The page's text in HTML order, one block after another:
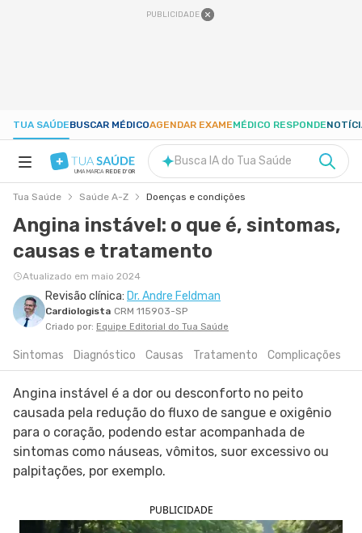
PUBLICIDADE
TUA SAÚDEBUSCAR MÉDICOAGENDAR EXAMEMÉDICO RESPONDE
NUTRIÇÃO
GRAVIDEZ
SIGA O TUA SAÚDE NAS REDES SOCIAIS
UMA MARCA REDE D'OR
Busca IA do Tua Saúde
Tua Saúde Saúde A-Z Doenças e condições
Angina instável: o que é, sintomas,
causas e tratamento
Atualizado em maio 2024
Revisão clínica: Dr. Andre Feldman
Cardiologista CRM 115903-SP
Criado por: Equipe Editorial do Tua Saúde
Sintomas Diagnóstico Causas Tratamento Complicações
Angina instável é a dor ou desconforto no peito
causada pela redução do fluxo de sangue e oxigênio
para o coração, podendo estar acompanhada de
sintomas como náuseas, vômitos, suor excessivo ou
palpitações, por exemplo.
PUBLICIDADE